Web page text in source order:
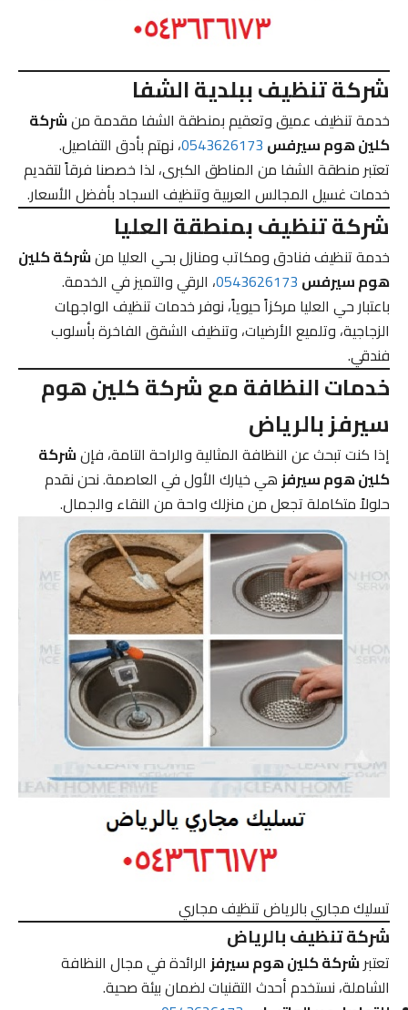
شركة تنظيف ببلدية الشفا
خدمة تنظيف عميق وتعقيم بمنطقة الشفا مقدمة منشركة
كلين هوم سيرفس0543626173، نهتم بأدق التفاصيل.
تعتبر منطقة الشفا من المناطق الكبرى، لذا خصصنا فرقاً لتقديم
خدمات غسيل المجالس العربية وتنظيف السجاد بأفضل الأسعار.
شركة تنظيف بمنطقة العليا
خدمة تنظيف فنادق ومكاتب ومنازل بحي العليا منشركة كلين
هوم سيرفس0543626173، الرقي والتميز في الخدمة.
باعتبار حي العليا مركزاً حيوياً، نوفر خدمات تنظيف الواجهات
الزجاجية، وتلميع الأرضيات، وتنظيف الشقق الفاخرة بأسلوب
فندقي.
خدمات النظافة مع شركة كلين هوم
سيرفز بالرياض
إذا كنت تبحث عن النظافة المثالية والراحة التامة، فإنشركة
كلين هوم سيرفزهي خيارك الأول في العاصمة. نحن نقدم
حلولاً متكاملة تجعل من منزلك واحة من النقاء والجمال.
تسليك مجاري بالرياض تنظيف مجاري
شركة تنظيف بالرياض
تعتبرشركة كلين هوم سيرفزالرائدة في مجال النظافة
الشاملة، نستخدم أحدث التقنيات لضمان بيئة صحية.